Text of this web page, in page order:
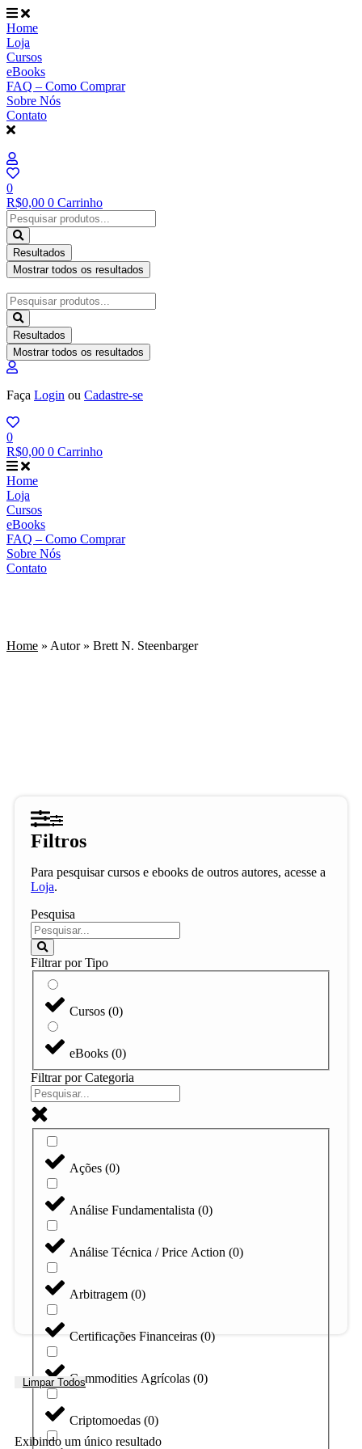
Ir
para
o
conteúdo
Home
Loja
Cursos
eBooks
FAQ – Como Comprar
Sobre Nós
Contato
0
R$0,00 0 Carrinho
Pesquisar
...
Resultados
Mostrar todos os resultados
Pesquisar
...
Resultados
Mostrar todos os resultados
Faça Login ou Cadastre-se
0
R$0,00 0 Carrinho
Home
Loja
Cursos
eBooks
FAQ – Como Comprar
Sobre Nós
Contato
Home » Autor» Brett N. Steenbarger
Filtros
Para pesquisar cursos e ebooks de outros autores, acesse a
Loja.
Pesquisa
Filtrar por Tipo
Cursos (0)
eBooks (0)
Filtrar por Categoria
Ações (0)
Análise Fundamentalista (0)
Análise Técnica / Price Action (0)
Arbitragem (0)
Certificações Financeiras (0)
Commodities Agrícolas (0)
Criptomoedas (0)
Limpar Todos
Exibindo um único resultado